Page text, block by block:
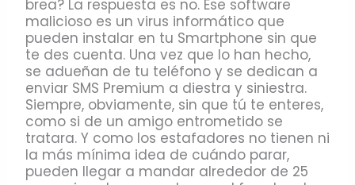
brea? La respuesta es no. Ese software
malicioso es un virus informático que
pueden instalar en tu Smartphone sin que
te des cuenta. Una vez que lo han hecho,
se adueñan de tu teléfono y se dedican a
enviar SMS Premium a diestra y siniestra.
Siempre, obviamente, sin que tú te enteres,
como si de un amigo entrometido se
tratara. Y como los estafadores no tienen ni
la más mínima idea de cuándo parar,
pueden llegar a mandar alrededor de 25